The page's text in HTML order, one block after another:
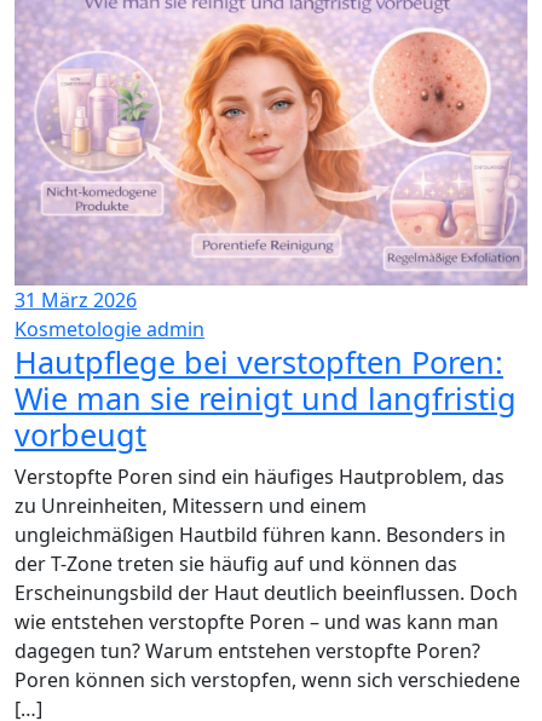
31 März 2026
Kosmetologieadmin
Hautpflege bei verstopften Poren:
Wie man sie reinigt und langfristig
vorbeugt
Verstopfte Poren sind ein häufiges Hautproblem, das
zu Unreinheiten, Mitessern und einem
ungleichmäßigen Hautbild führen kann. Besonders in
der T-Zone treten sie häufig auf und können das
Erscheinungsbild der Haut deutlich beeinflussen. Doch
wie entstehen verstopfte Poren – und was kann man
dagegen tun? Warum entstehen verstopfte Poren?
Poren können sich verstopfen, wenn sich verschiedene
[…]